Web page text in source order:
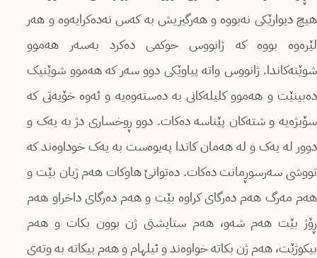
هیچ دیوارێکی نەبووە و هەرگیزیش بە کەس نەدەکرایەوە و هەر
لێرەوە بووە کە ژانووس حوکمی دەکرد بەسەر هەموو
شوێنەکاندا. ژانووس واتە پیاوێکی دوو سەر کە هەموو شوێنیک
دەبینێت و هەموو کلیلەکانی بە دەستەوەیە و ئەوە خۆیەتی کە
سۆبژەیە و شتەکان پێناسە دەکات. دوو ڕوخساری دژ بە یەک و
دوور لە یەک و لە هەمان کاتدا پەیوەست بە یەک خوداوەند کە
تووشی سەرسوڕمانت دەکات. دەتوانێ هاوکات هەم ژیان بێت و
هەم مەرگ هەم دەرگای کراوە بێت و هەم دەرگای داخراو هەم
ڕۆژ بێت هەم شەو، هەم ستایشتی ژن بوون بکات و هەم
بیکوژێت، هەم ژن بکاتە خواوەند و ئیلهام و هەم بیکاتە بە وتەی